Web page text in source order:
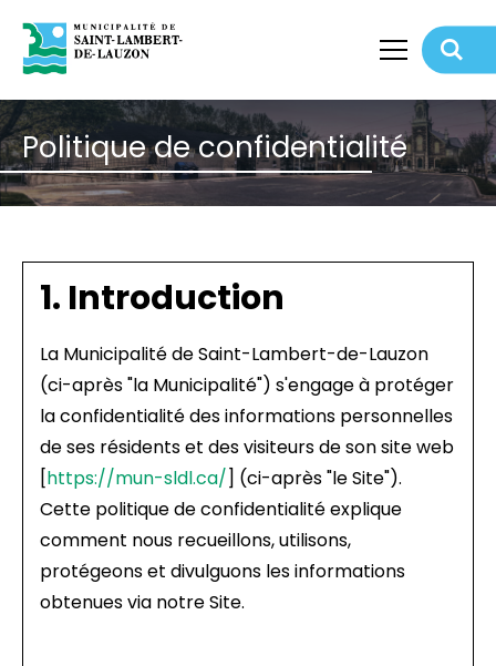
Politique de confidentialité
1. Introduction
La Municipalité de Saint-Lambert-de-Lauzon
(ci-après "la Municipalité") s'engage à protéger
la confidentialité des informations personnelles
de ses résidents et des visiteurs de son site web
[https://mun-sldl.ca/] (ci-après "le Site").
Cette politique de confidentialité explique
comment nous recueillons, utilisons,
protégeons et divulguons les informations
obtenues via notre Site.